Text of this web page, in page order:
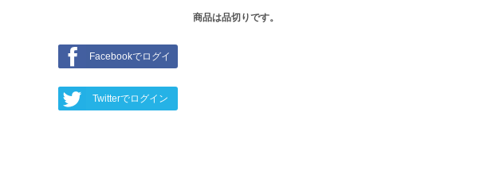
商品は品切りです。
Facebookでログイ
Twitterでログイン